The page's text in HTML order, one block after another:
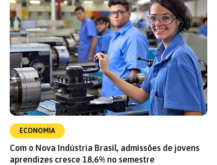
ECONOMIA
Com o Nova Indústria Brasil, admissões de jovens
aprendizes cresce 18,6% no semestre